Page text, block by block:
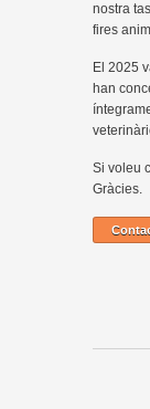
nostra
fires
El 2025
han
Si voleu
Gràcies.